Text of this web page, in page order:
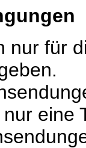
nur für
eine